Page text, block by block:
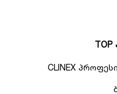
TOP
CLINEX